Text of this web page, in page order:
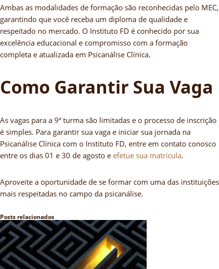
Ambas as modalidades de formação são reconhecidas pelo MEC,
garantindo que você receba um diploma de qualidade e
respeitado no mercado. O Instituto FD é conhecido por sua
excelência educacional e compromisso com a formação
completa e atualizada em Psicanálise Clínica.
Como Garantir Sua Vaga
As vagas para a 9ª turma são limitadas e o processo de inscrição
é simples. Para garantir sua vaga e iniciar sua jornada na
Psicanálise Clínica com o Instituto FD, entre em contato conosco
entre os dias 01 e 30 de agosto e efetue sua matrícula.
Aproveite a oportunidade de se formar com uma das instituições
mais respeitadas no campo da psicanálise.
Posts relacionados